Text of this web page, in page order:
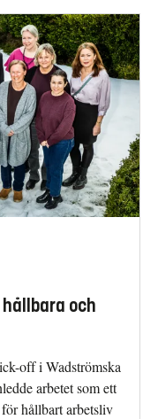
och
off i Wadströmska
arbetet som ett
hållbart arbetsliv